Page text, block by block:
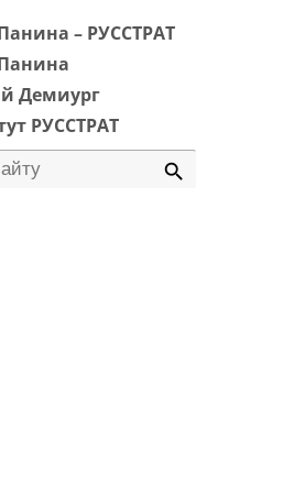
– РУССТРАТ
Демиург
РУССТРАТ